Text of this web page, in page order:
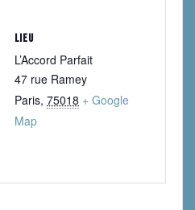
LIEU
L’Accord Parfait
47 rue Ramey
Paris, 75018 + Google
Map